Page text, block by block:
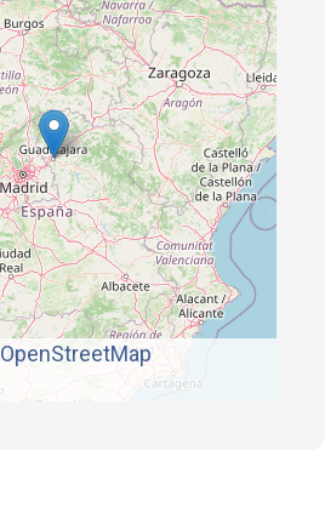
OpenStreetMap